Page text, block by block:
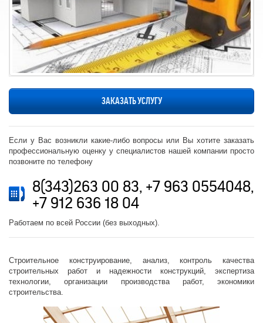
ЗАКАЗАТЬ УСЛУГУ
Если у Вас возникли какие-либо вопросы или Вы хотите заказать
профессиональную оценку у специалистов нашей компании просто
позвоните по телефону
8(343)263 00 83, +7 963 0554048,
+7 912 636 18 04
Работаем по всей России (без выходных).
Строительное конструирование, анализ, контроль качества
строительных работ и надежности конструкций, экспертиза
технологии, организации производства работ, экономики
строительства.